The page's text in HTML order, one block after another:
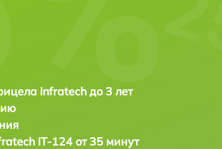
Infratech до 3 лет
IT-124 от 35 минут